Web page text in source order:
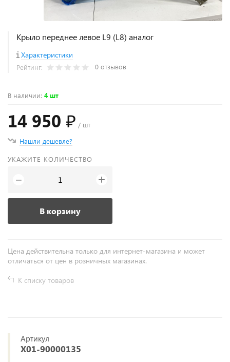
Крыло переднее левое L9 (L8) аналог
Характеристики
Рейтинг: 0 отзывов
В наличии: 4 шт
14 950 ₽ / шт
Нашли дешевле?
УКАЖИТЕ КОЛИЧЕСТВО
− +
В корзину
Цена действительна только для интернет-магазина и может
отличаться от цен в розничных магазинах.
К списку товаров
Артикул
X01-90000135